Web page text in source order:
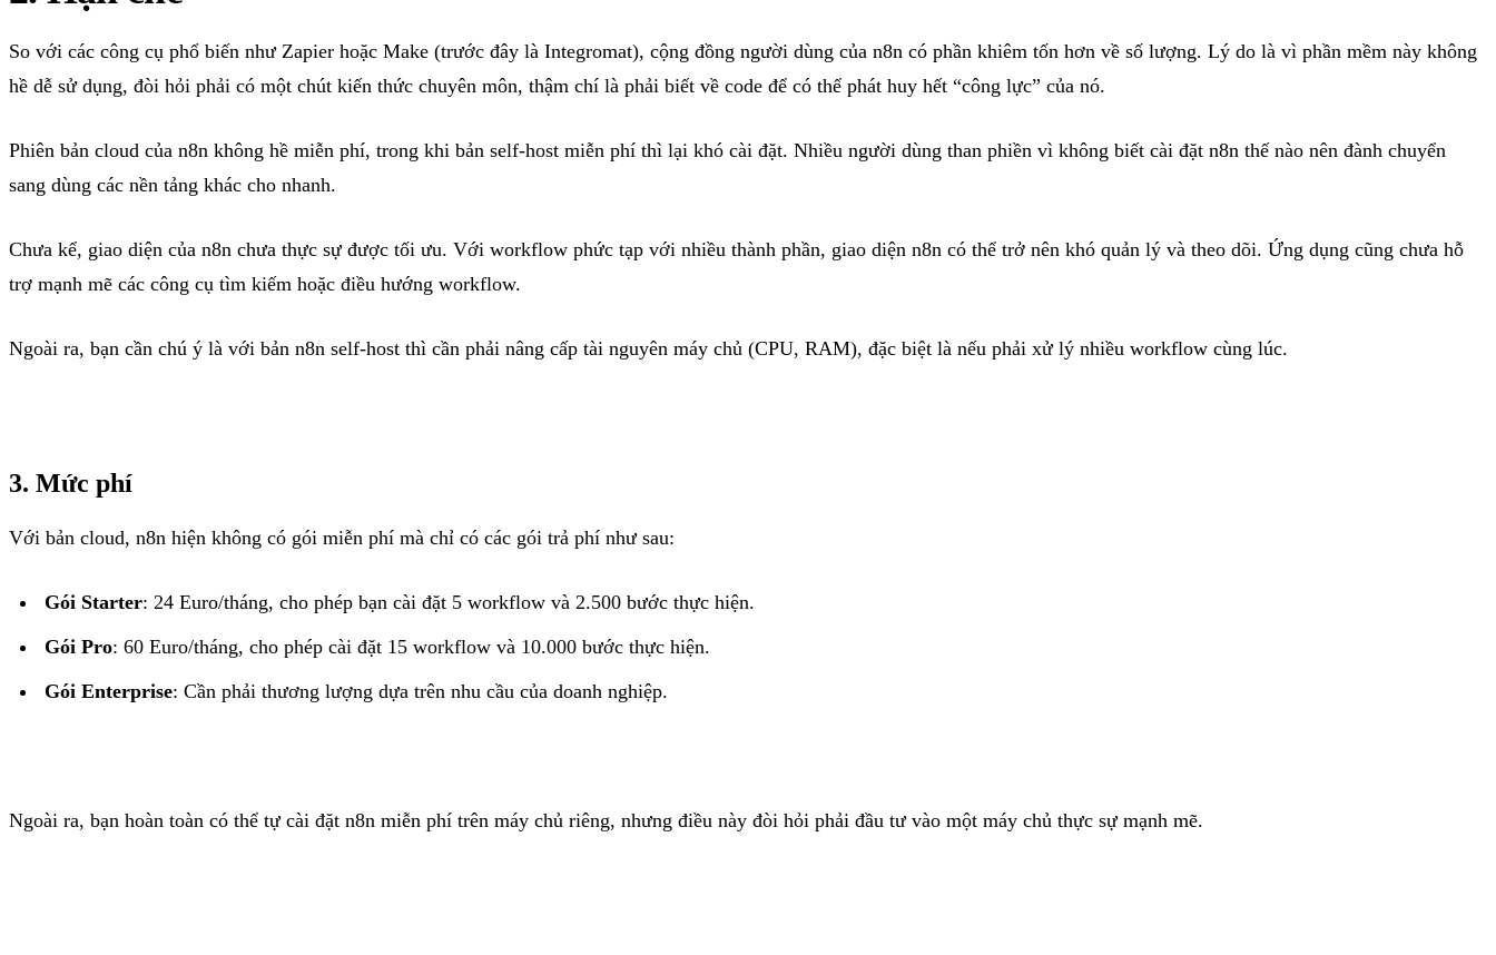
So với các công cụ phổ biến như Zapier hoặc Make (trước đây là Integromat), cộng đồng người dùng của n8n có phần khiêm tốn hơn về số lượng. Lý do là vì phần mềm này không
hề dễ sử dụng, đòi hỏi phải có một chút kiến thức chuyên môn, thậm chí là phải biết về code để có thể phát huy hết “công lực” của nó.
Phiên bản cloud của n8n không hề miễn phí, trong khi bản self-host miễn phí thì lại khó cài đặt. Nhiều người dùng than phiền vì không biết cài đặt n8n thế nào nên đành chuyển
sang dùng các nền tảng khác cho nhanh.
Chưa kể, giao diện của n8n chưa thực sự được tối ưu. Với workflow phức tạp với nhiều thành phần, giao diện n8n có thể trở nên khó quản lý và theo dõi. Ứng dụng cũng chưa hỗ
trợ mạnh mẽ các công cụ tìm kiếm hoặc điều hướng workflow.
Ngoài ra, bạn cần chú ý là với bản n8n self-host thì cần phải nâng cấp tài nguyên máy chủ (CPU, RAM), đặc biệt là nếu phải xử lý nhiều workflow cùng lúc.
3. Mức phí
Với bản cloud, n8n hiện không có gói miễn phí mà chỉ có các gói trả phí như sau:
Gói Starter: 24 Euro/tháng, cho phép bạn cài đặt 5 workflow và 2.500 bước thực hiện.
Gói Pro: 60 Euro/tháng, cho phép cài đặt 15 workflow và 10.000 bước thực hiện.
Gói Enterprise: Cần phải thương lượng dựa trên nhu cầu của doanh nghiệp.
Ngoài ra, bạn hoàn toàn có thể tự cài đặt n8n miễn phí trên máy chủ riêng, nhưng điều này đòi hỏi phải đầu tư vào một máy chủ thực sự mạnh mẽ.